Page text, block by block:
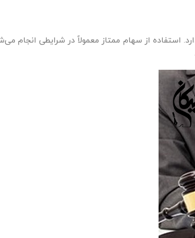
استفاده از سهام ممتاز معمولاً در شرایطی انجام